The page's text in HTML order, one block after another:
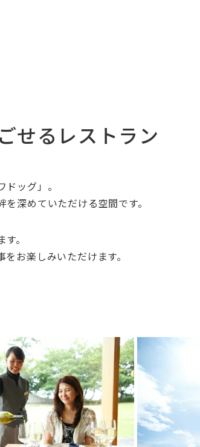
せるレストラン
ッグ」。
深めていただける空間です。
。
お楽しみいただけます。